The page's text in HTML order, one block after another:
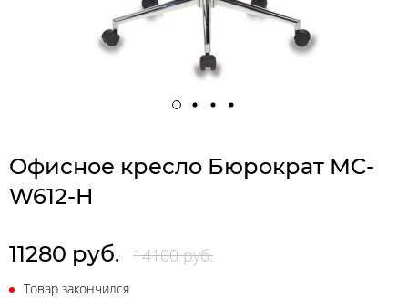
Офисное кресло Бюрократ MC-
W612-H
11280 руб. 14100 руб.
Товар закончился